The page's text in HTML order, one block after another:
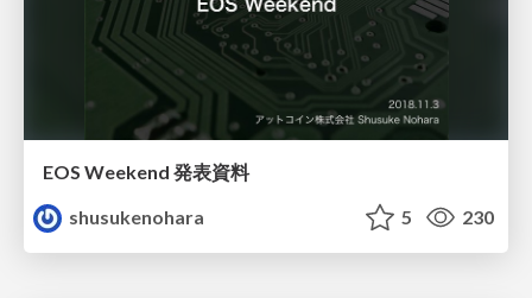
EOS Weekend 発表資料
shusukenohara
5 230